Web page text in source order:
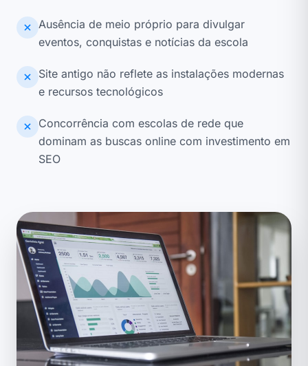
Ausência de meio próprio para divulgar
eventos, conquistas e notícias da escola
Site antigo não reflete as instalações modernas
e recursos tecnológicos
Concorrência com escolas de rede que
dominam as buscas online com investimento em
SEO